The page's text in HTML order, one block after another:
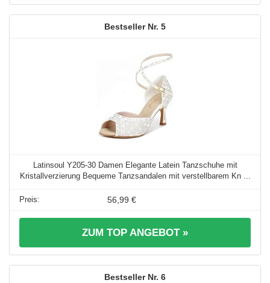
5
Latinsoul Y205-30 Damen Elegante Latein Tanzschuhe mit
Kristallverzierung Bequeme Tanzsandalen mit verstellbarem Kn ...
56,99 €
ZUM TOP ANGEBOT »
6